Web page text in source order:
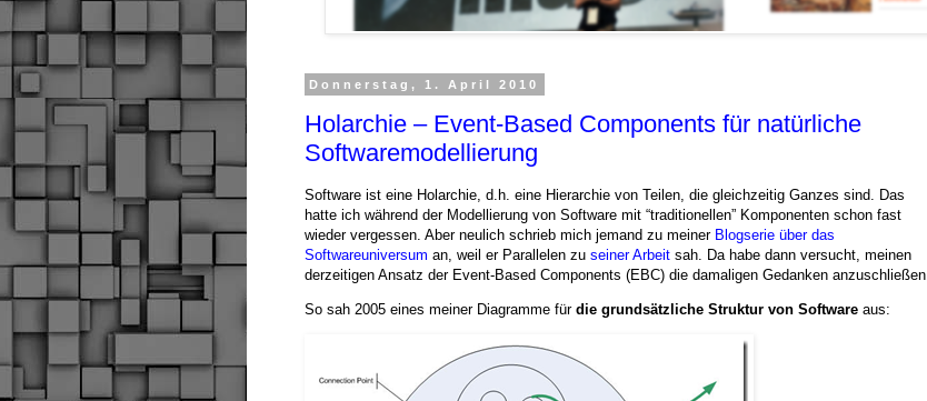
Donnerstag, 1. April 2010
Holarchie – Event-Based Components für natürliche
Softwaremodellierung
Software ist eine Holarchie, d.h. eine Hierarchie von Teilen, die gleichzeitig Ganzes sind. Das
hatte ich während der Modellierung von Software mit “traditionellen” Komponenten schon fast
wieder vergessen. Aber neulich schrieb mich jemand zu meiner Blogserie über das
Softwareuniversum an, weil er Parallelen zu seiner Arbeit sah. Da habe dann versucht, meinen
derzeitigen Ansatz der Event-Based Components (EBC) die damaligen Gedanken anzuschließen.
So sah 2005 eines meiner Diagramme für die grundsätzliche Struktur von Software aus: